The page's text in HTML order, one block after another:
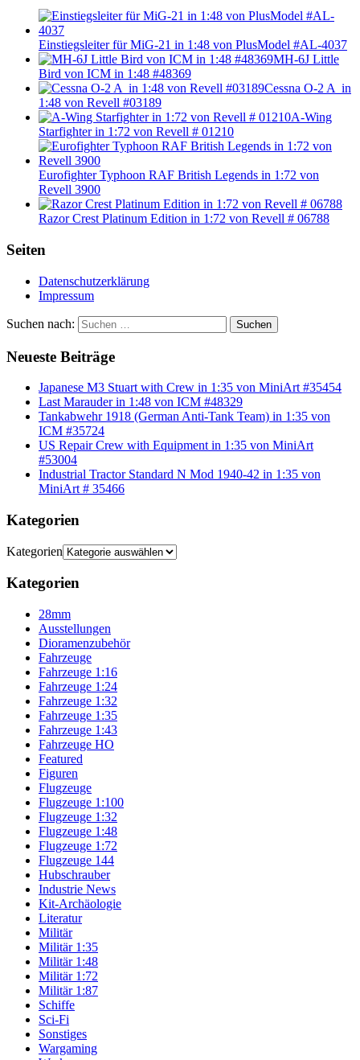
Einstiegsleiter für MiG-21 in 1:48 von PlusModel #AL-4037
MH-6J Little
Bird von ICM in 1:48 #48369
Cessna O-2 A in
1:48 von Revell #03189
A-Wing
Starfighter in 1:72 von Revell # 01210
Eurofighter Typhoon RAF British Legends in 1:72 von
Revell 3900
Razor Crest Platinum Edition in 1:72 von Revell # 06788
Seiten
Datenschutzerklärung
Impressum
Suchen nach: Suchen
Neueste Beiträge
Japanese M3 Stuart with Crew in 1:35 von MiniArt #35454
Last Marauder in 1:48 von ICM #48329
Tankabwehr 1918 (German Anti-Tank Team) in 1:35 von
ICM #35724
US Repair Crew with Equipment in 1:35 von MiniArt
#53004
Industrial Tractor Standard N Mod 1940-42 in 1:35 von
MiniArt # 35466
Kategorien
Kategorien
Kategorien
28mm
Ausstellungen
Dioramenzubehör
Fahrzeuge
Fahrzeuge 1:16
Fahrzeuge 1:24
Fahrzeuge 1:32
Fahrzeuge 1:35
Fahrzeuge 1:43
Fahrzeuge HO
Featured
Figuren
Flugzeuge
Flugzeuge 1:100
Flugzeuge 1:32
Flugzeuge 1:48
Flugzeuge 1:72
Flugzeuge 144
Hubschrauber
Industrie News
Kit-Archäologie
Literatur
Militär
Militär 1:35
Militär 1:48
Militär 1:72
Militär 1:87
Schiffe
Sci-Fi
Sonstiges
Wargaming